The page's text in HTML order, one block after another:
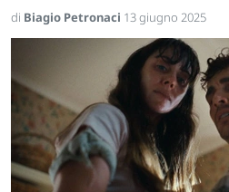
di Biagio Petronaci 13 giugno 2025